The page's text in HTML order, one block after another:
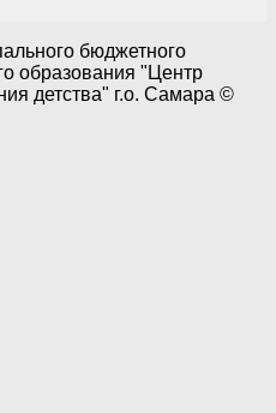
бюджетного
образования "Центр
детства" г.о. Самара ©